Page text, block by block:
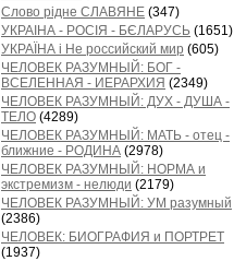
Слово рідне СЛАВЯНЕ (347)
УКРАІНА - РОСІЯ - БЄЛАРУСЬ (1651)
УКРАЇНА і Не российский мир (605)
ЧЕЛОВЕК РАЗУМНЫЙ: БОГ -
ВСЕЛЕННАЯ - ИЕРАРХИЯ (2349)
ЧЕЛОВЕК РАЗУМНЫЙ: ДУХ - ДУША -
ТЕЛО (4289)
ЧЕЛОВЕК РАЗУМНЫЙ: МАТЬ - отец -
ближние - РОДИНА (2978)
ЧЕЛОВЕК РАЗУМНЫЙ: НОРМА и
экстремизм - нелюди (2179)
ЧЕЛОВЕК РАЗУМНЫЙ: УМ разумный
(2386)
ЧЕЛОВЕК: БИОГРАФИЯ и ПОРТРЕТ
(1937)